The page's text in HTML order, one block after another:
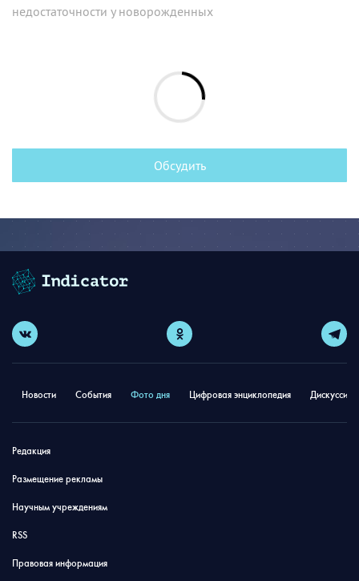
недостаточности у новорожденных
Обсудить
Новости События Фото дня Цифровая энциклопедия
Редакция
Размещение рекламы
Научным учреждениям
RSS
Правовая информация